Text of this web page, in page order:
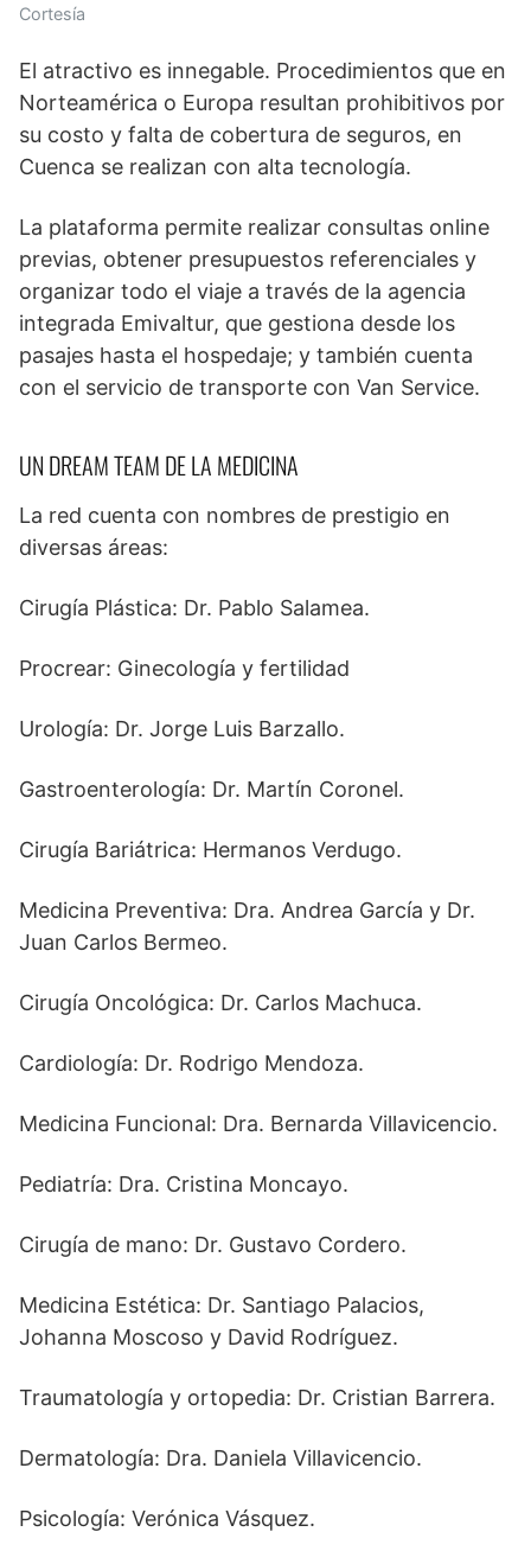
Cortesía
El atractivo es innegable. Procedimientos que en
Norteamérica o Europa resultan prohibitivos por
su costo y falta de cobertura de seguros, en
Cuenca se realizan con alta tecnología.
La plataforma permite realizar consultas online
previas, obtener presupuestos referenciales y
organizar todo el viaje a través de la agencia
integrada Emivaltur, que gestiona desde los
pasajes hasta el hospedaje; y también cuenta
con el servicio de transporte con Van Service.
UN DREAM TEAM DE LA MEDICINA
La red cuenta con nombres de prestigio en
diversas áreas:
Cirugía Plástica: Dr. Pablo Salamea.
Procrear: Ginecología y fertilidad
Urología: Dr. Jorge Luis Barzallo.
Gastroenterología: Dr. Martín Coronel.
Cirugía Bariátrica: Hermanos Verdugo.
Medicina Preventiva: Dra. Andrea García y Dr.
Juan Carlos Bermeo.
Cirugía Oncológica: Dr. Carlos Machuca.
Cardiología: Dr. Rodrigo Mendoza.
Medicina Funcional: Dra. Bernarda Villavicencio.
Pediatría: Dra. Cristina Moncayo.
Cirugía de mano: Dr. Gustavo Cordero.
Medicina Estética: Dr. Santiago Palacios,
Johanna Moscoso y David Rodríguez.
Traumatología y ortopedia: Dr. Cristian Barrera.
Dermatología: Dra. Daniela Villavicencio.
Psicología: Verónica Vásquez.